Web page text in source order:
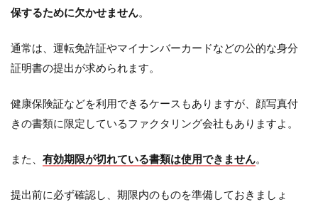
保するために欠かせません。
通常は、運転免許証やマイナンバーカードなどの公的な身分
証明書の提出が求められます。
健康保険証などを利用できるケースもありますが、顔写真付
きの書類に限定しているファクタリング会社もありますよ。
また、 有効期限が切れている書類は使用できません。
提出前に必ず確認し、期限内のものを準備しておきましょ